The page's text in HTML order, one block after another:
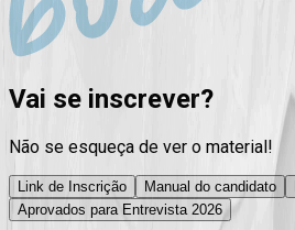
Vai se inscrever?
Não se esqueça de ver o material!
Link de Inscrição Manual do candidato
Aprovados para Entrevista 2026